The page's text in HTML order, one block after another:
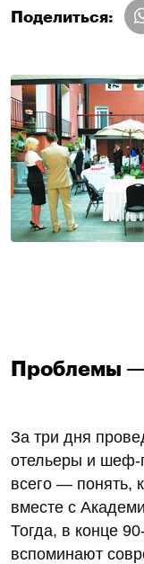
Поделиться:
Проблемы
За три дня
отельеры и шеф-
всего — понять,
вместе с
Тогда, в конце
вспоминают